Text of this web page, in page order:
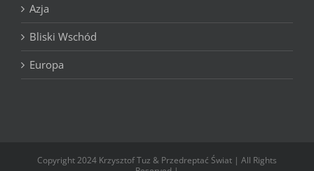
Azja
Bliski Wschód
Europa
Copyright 2024 Krzysztof Tuz & Przedreptać Świat | All Rights